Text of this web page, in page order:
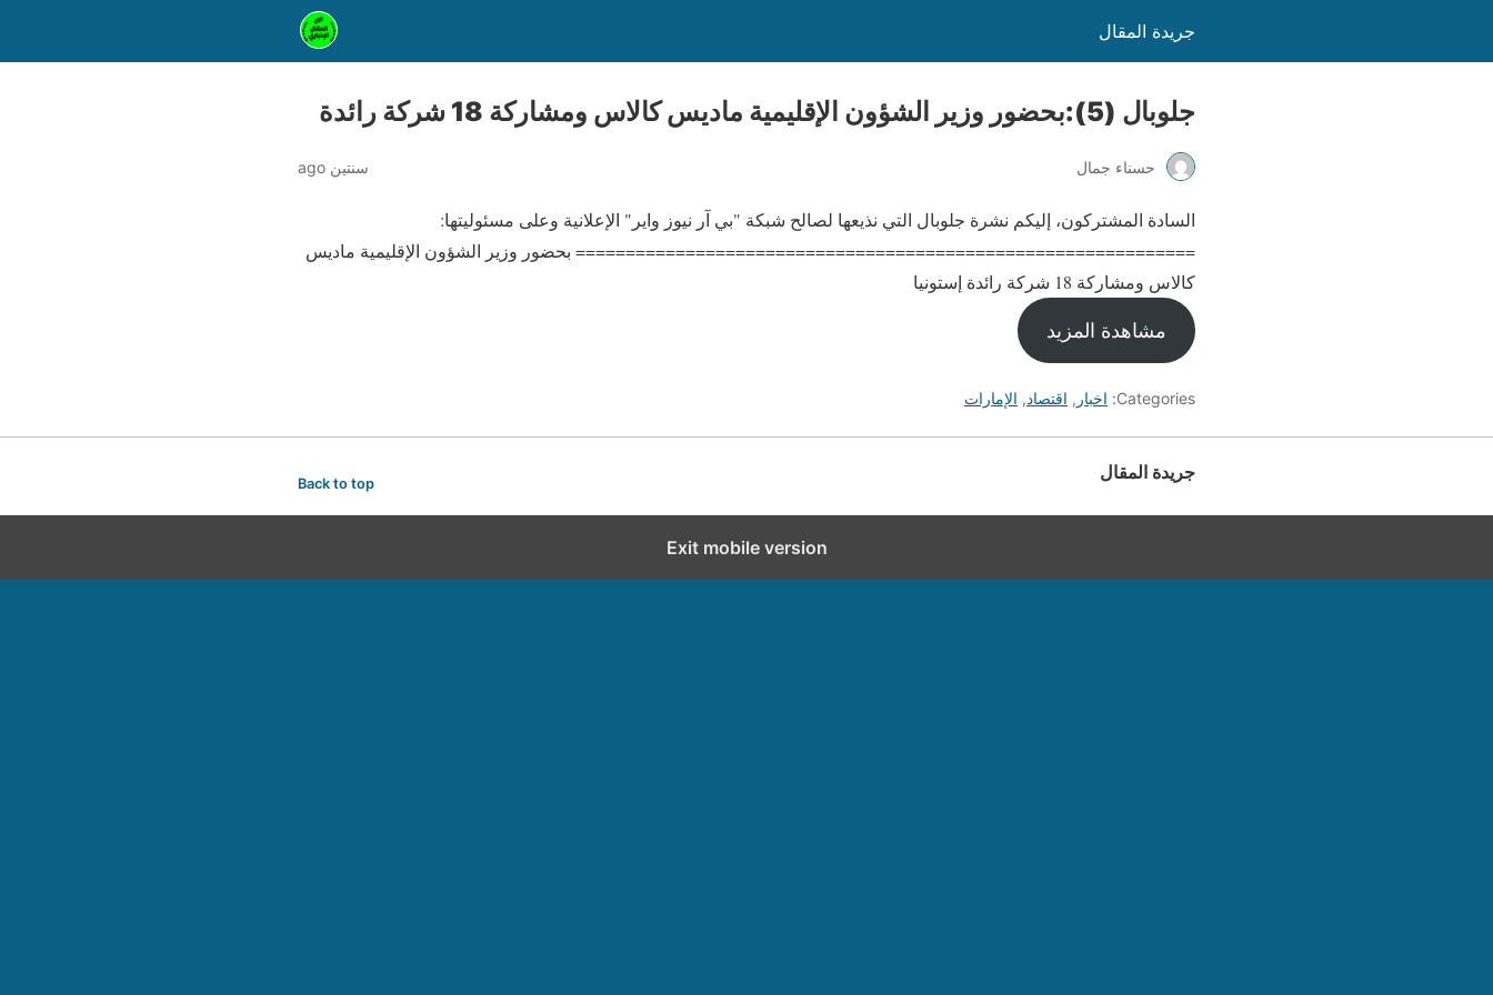
جريدة المقال
جلوبال (5):بحضور وزير الشؤون الإقليمية ماديس كالاس ومشاركة 18 شركة رائدة
حسناء جمال سنتين ago
السادة المشتركون، إليكم نشرة جلوبال التي نذيعها لصالح شبكة "بي آر نيوز واير" الإعلانية وعلى مسئوليتها:
============================================================== بحضور وزير الشؤون الإقليمية ماديس
كالاس ومشاركة 18 شركة رائدة إستونيا
مشاهدة المزيد
Categories: اخبار , اقتصاد, الإمارات
جريدة المقال Back to top
Exit mobile version